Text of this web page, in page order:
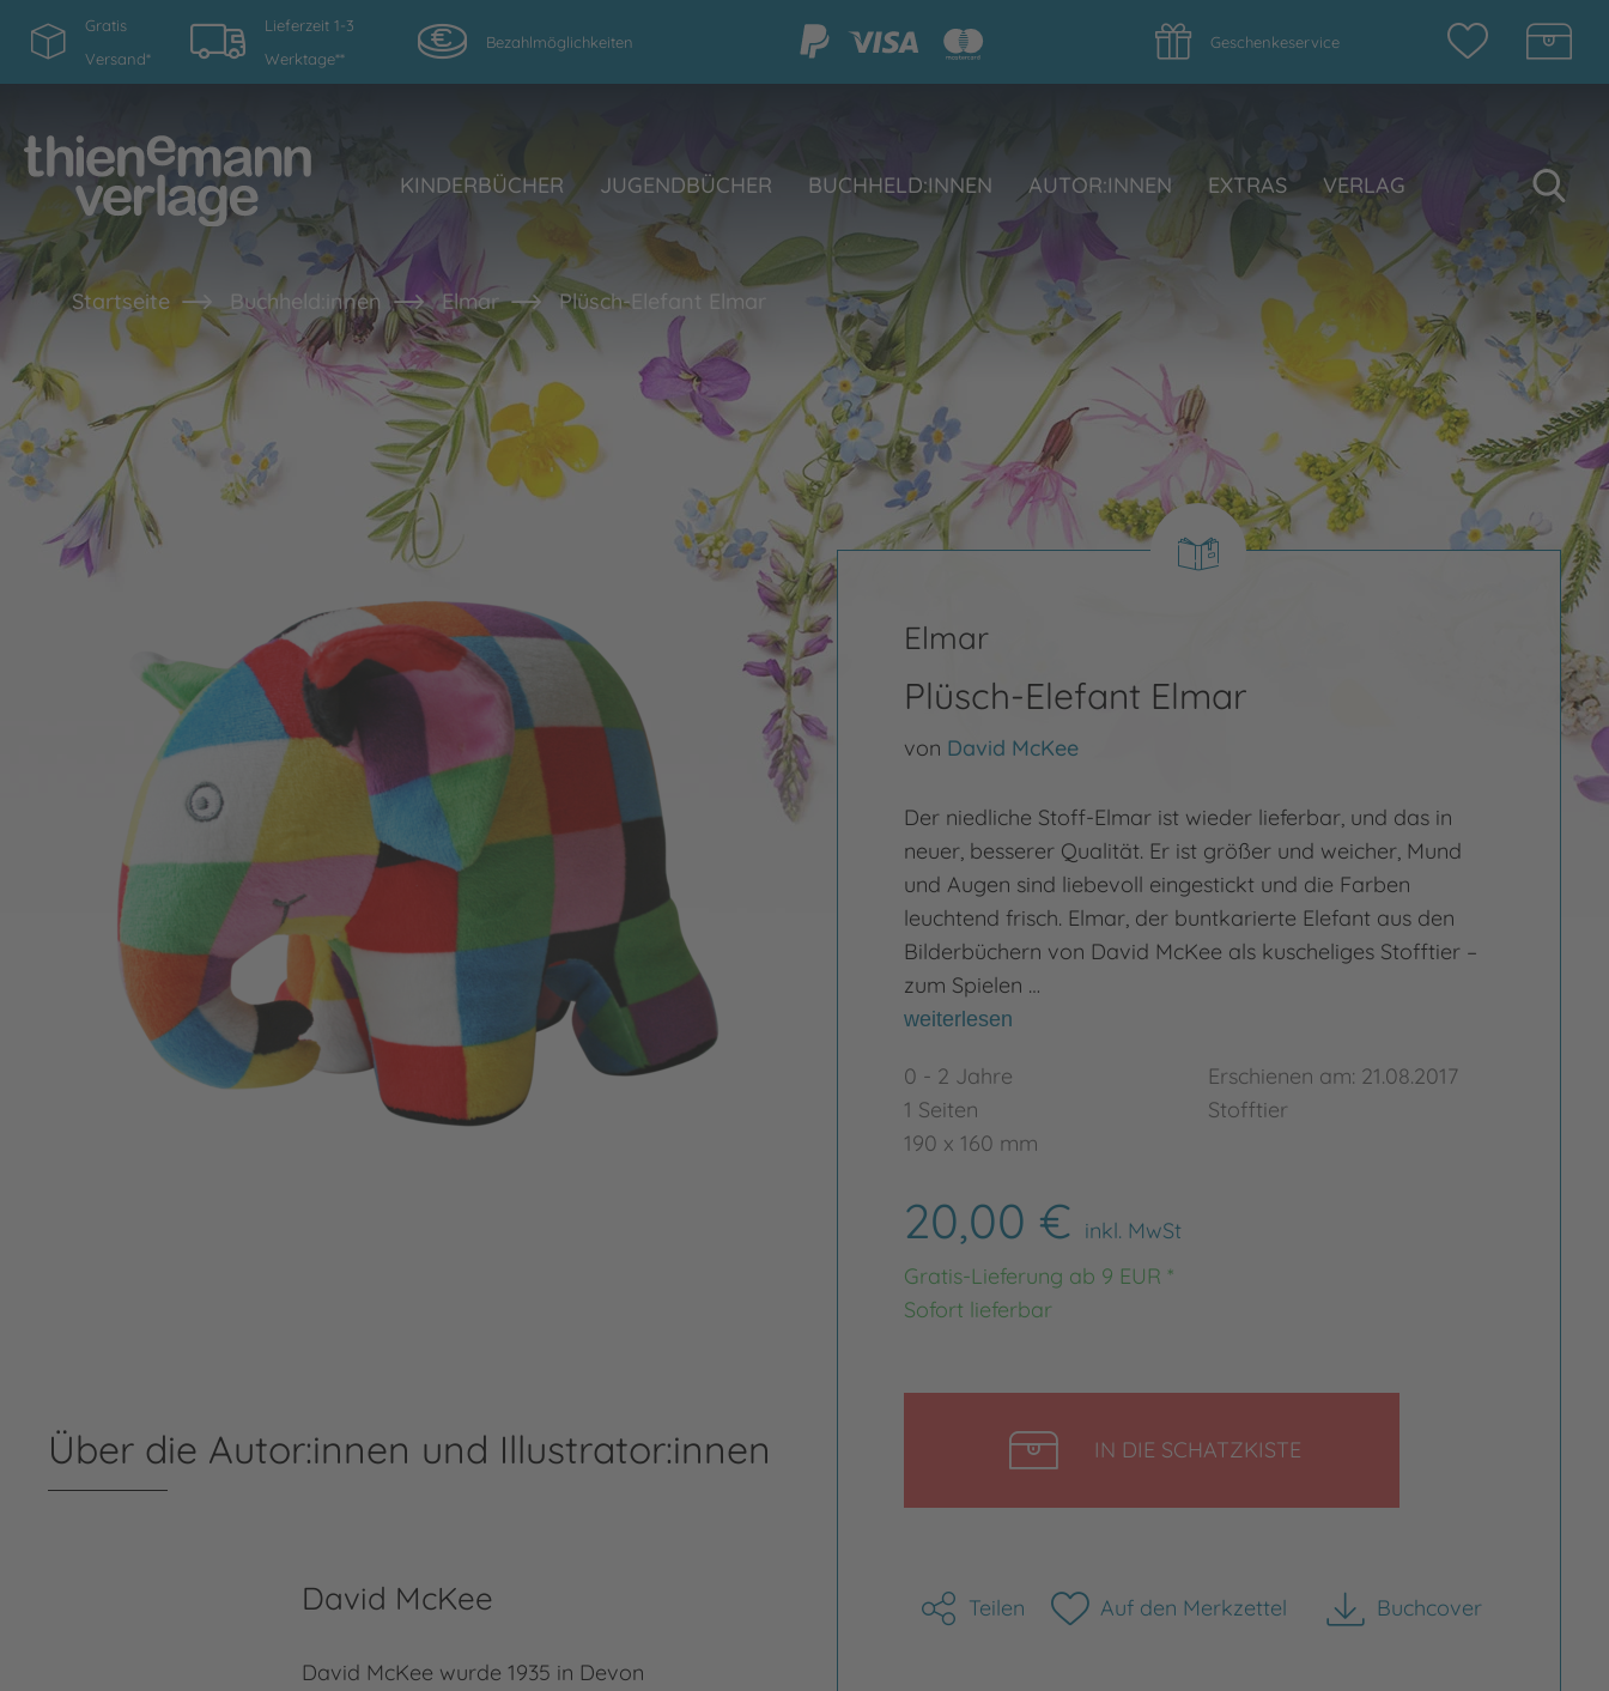
Gratis
Versand*
Lieferzeit 1-3
Werktage**
Bezahlmöglichkeiten Geschenkeservice
KINDERBÜCHER JUGENDBÜCHER BUCHHELD:INNEN AUTOR:INNEN EXTRAS VERLAG
Startseite Buchheld:innen Elmar Plüsch-Elefant Elmar
Elmar
Plüsch-Elefant Elmar
von David McKee
Der niedliche Stoff-Elmar ist wieder lieferbar, und das in
neuer, besserer Qualität. Er ist größer und weicher, Mund
und Augen sind liebevoll eingestickt und die Farben
leuchtend frisch. Elmar, der buntkarierte Elefant aus den
Bilderbüchern von David McKee als kuscheliges Stofftier –
zum Spielen …
weiterlesen
0 - 2 Jahre
1 Seiten
190 x 160 mm
Erschienen am: 21.08.2017
Stofftier
20,00 € inkl. MwSt
Gratis-Lieferung ab 9 EUR *
Sofort lieferbar
IN DIE SCHATZKISTE
Teilen Auf den Merkzettel Buchcover
herunterladen
Über die Autor:innen und Illustrator:innen
David McKee
David McKee wurde 1935 in Devon